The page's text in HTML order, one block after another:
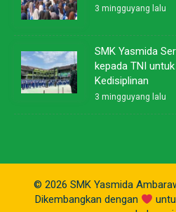
3 mingguyang lalu
SMK Yasmida
kepada TNI
Kedisiplinan
3 mingguyang lalu
© 2026 SMK Yasmida
Dikembangkan dengan